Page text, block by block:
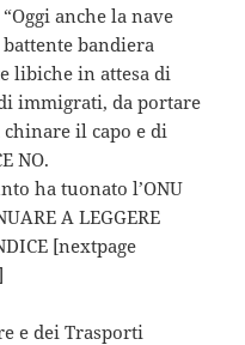
anche la nave
battente bandiera
libiche in attesa di
immigrati, da portare
il capo e di
NO.
ha tuonato l’ONU
A LEGGERE
[nextpage
e dei Trasporti